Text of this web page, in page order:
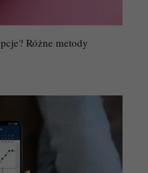
Różne metody